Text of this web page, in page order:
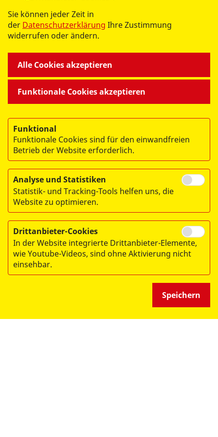
ASB-Sozialstation Eilenburg
Torgauer Straße 42
04838 Eilenburg
für die Medizinproduktesicherheit -
ASB | M. Nowak, M. Jacobi, Hannibal und M. Ressel erstellt.
datenschutzkonform mit
WIR FÜR SIE
WIR GEMEINSAM
Sie können jeder Zeit in
der Datenschutzerklärung Ihre Zustimmung
widerrufen oder ändern.
Funktionale Cookies akzeptieren
Alle Cookies akzeptieren
Funktional
Funktionale Cookies sind für den einwandfreien
Betrieb der Website erforderlich.
Analyse und Statistiken
Statistik- und Tracking-Tools helfen uns, die
Website zu optimieren.
Drittanbieter-Cookies
In der Website integrierte Drittanbieter-Elemente,
wie Youtube-Videos, sind ohne Aktivierung nicht
einsehbar.
Speichern